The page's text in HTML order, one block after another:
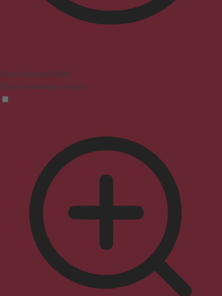
Vision Impaired Mode
Enhances website's visuals